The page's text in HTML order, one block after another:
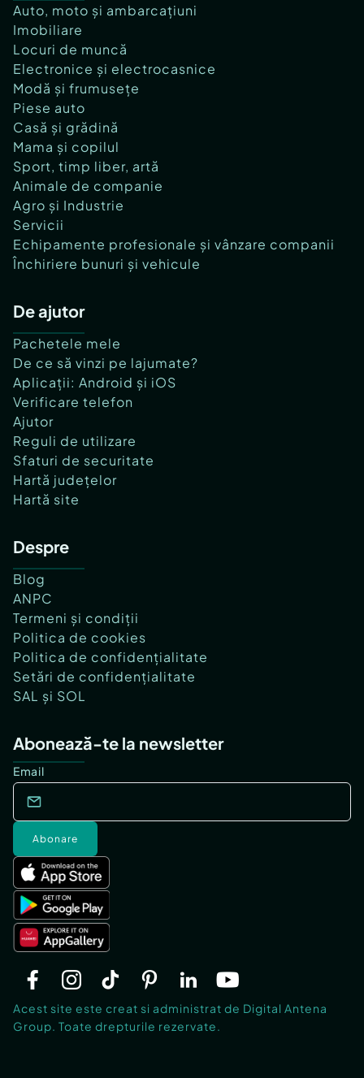
Auto, moto și ambarcațiuni
Imobiliare
Locuri de muncă
Electronice și electrocasnice
Modă și frumusețe
Piese auto
Casă și grădină
Mama și copilul
Sport, timp liber, artă
Animale de companie
Agro și Industrie
Servicii
Echipamente profesionale și vânzare companii
Închiriere bunuri și vehicule
De ajutor
Pachetele mele
De ce să vinzi pe lajumate?
Aplicații: Android și iOS
Verificare telefon
Ajutor
Reguli de utilizare
Sfaturi de securitate
Hartă județelor
Hartă site
Despre
Blog
ANPC
Termeni și condiții
Politica de cookies
Politica de confidențialitate
Setări de confidențialitate
SAL și SOL
Abonează-te la newsletter
Email
Abonare
Acest site este creat si administrat de Digital Antena
Group. Toate drepturile rezervate.